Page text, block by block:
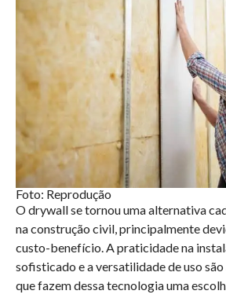
Foto: Reprodução
O drywall se tornou uma alternativa
na construção civil, principalmente
custo-benefício. A praticidade na
sofisticado e a versatilidade de uso
que fazem dessa tecnologia uma